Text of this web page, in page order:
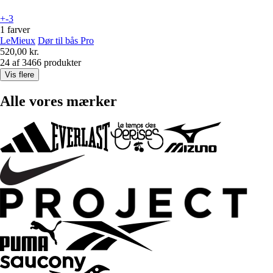
+-3
1 farver
LeMieux Dør til bås Pro
520,00 kr.
24 af 3466 produkter
Vis flere
Alle vores mærker